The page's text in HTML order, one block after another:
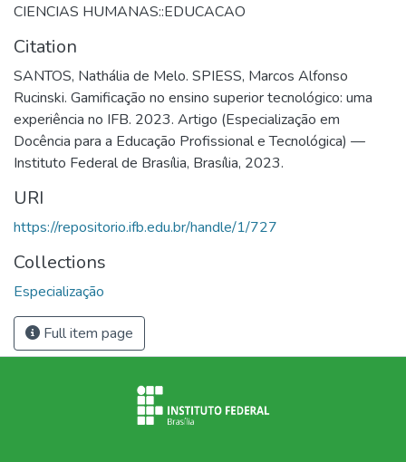
CIENCIAS HUMANAS::EDUCACAO
Citation
SANTOS, Nathália de Melo. SPIESS, Marcos Alfonso
Rucinski. Gamificação no ensino superior tecnológico: uma
experiência no IFB. 2023. Artigo (Especialização em
Docência para a Educação Profissional e Tecnológica) —
Instituto Federal de Brasília, Brasília, 2023.
URI
https://repositorio.ifb.edu.br/handle/1/727
Collections
Especialização
Full item page